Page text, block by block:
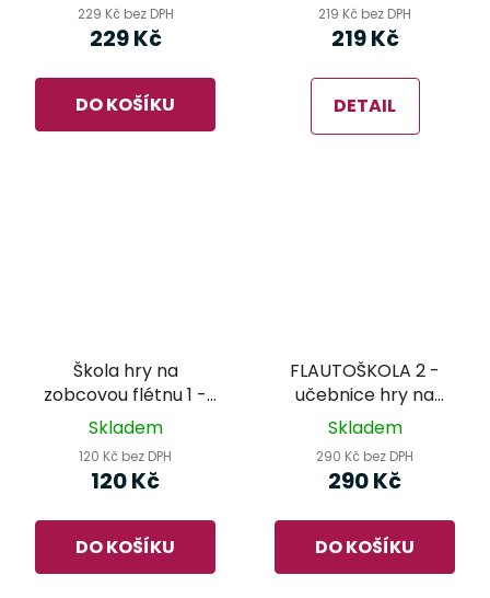
229 Kč bez DPH
229 Kč
DO KOŠÍKU
219 Kč bez DPH
219 Kč
DETAIL
Škola hry na
zobcovou flétnu 1 -
pro začátečníky i
Stojan
Skladem
120 Kč bez DPH
120 Kč
DO KOŠÍKU
FLAUTOŠKOLA 2 -
učebnice hry na
sopránovou zobcovou
Skladem
290 Kč bez DPH
290 Kč
DO KOŠÍKU